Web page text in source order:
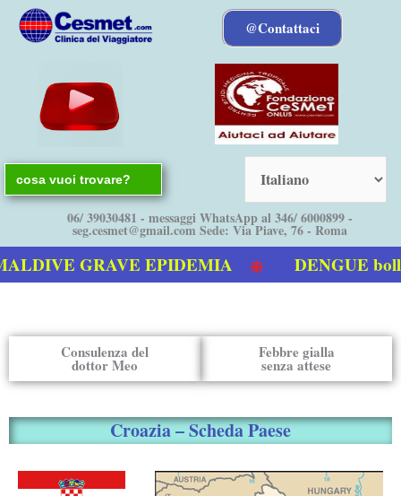
@Contattaci
Search
for:
06/ 39030481 - messaggi WhatsApp al 346/ 6000899 -
seg.cesmet@gmail.com Sede: Via Piave, 76 - Roma
GRAVE EPIDEMIA
DENGUE
Consulenza del
dottor Meo
Febbre gialla
senza attese
Croazia – Scheda Paese